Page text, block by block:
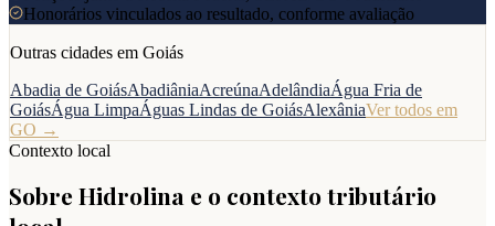
Honorários vinculados ao resultado, conforme avaliação
Outras cidades em Goiás
Abadia de GoiásAbadiâniaAcreúnaAdelândiaÁgua Fria de
GoiásÁgua LimpaÁguas Lindas de GoiásAlexâniaVer todos em
GO →
Contexto local
Sobre Hidrolina e o contexto tributário